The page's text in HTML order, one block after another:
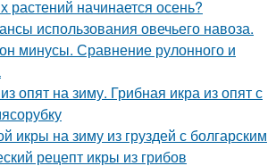
растений начинается осень?
использования овечьего навоза.
минусы. Сравнение рулонного и
опят на зиму. Грибная икра из опят с
икры на зиму из груздей с болгарским
рецепт икры из грибов